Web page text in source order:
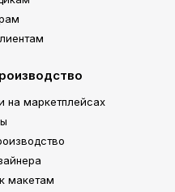
на маркетплейсах
макетам